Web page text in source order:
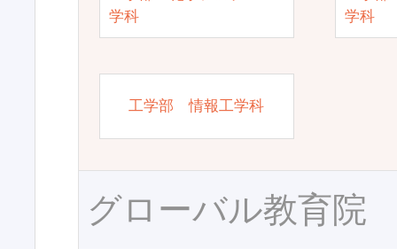
学科
学科
工学部 情報工学科
グローバル教育院